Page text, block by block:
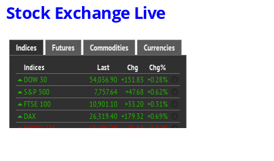
Stock Exchange Live